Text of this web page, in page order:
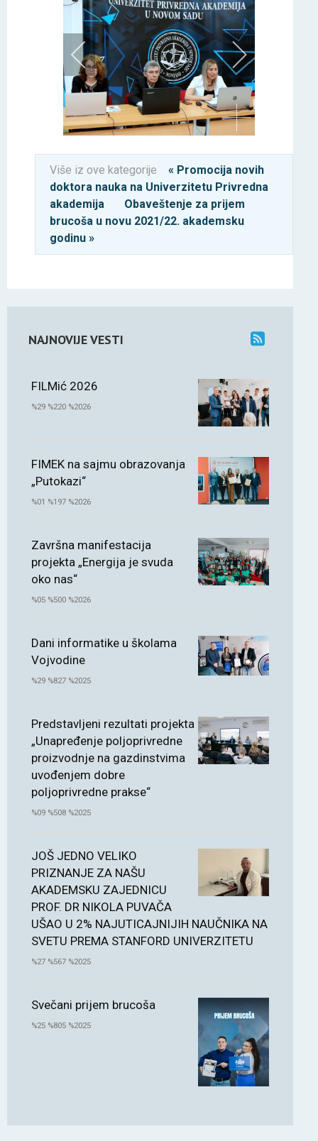
Više iz ove kategorije
« Promocija novih
doktora nauka na Univerzitetu Privredna
akademija
Obaveštenje za prijem
brucoša u novu 2021/22. akademsku
godinu »
NAJNOVIJE VESTI
FILMić 2026
%29 %220 %2026
FIMEK na sajmu obrazovanja
„Putokazi“
%01 %197 %2026
Završna manifestacija
projekta „Energija je svuda
oko nas“
%05 %500 %2026
Dani informatike u školama
Vojvodine
%29 %827 %2025
Predstavljeni rezultati projekta
„Unapređenje poljoprivredne
proizvodnje na gazdinstvima
uvođenjem dobre
poljoprivredne prakse“
%09 %508 %2025
JOŠ JEDNO VELIKO
PRIZNANJE ZA NAŠU
AKADEMSKU ZAJEDNICU
PROF. DR NIKOLA PUVAČA
UŠAO U 2% NAJUTICAJNIJIH NAUČNIKA NA
SVETU PREMA STANFORD UNIVERZITETU
%27 %567 %2025
Svečani prijem brucoša
%25 %805 %2025